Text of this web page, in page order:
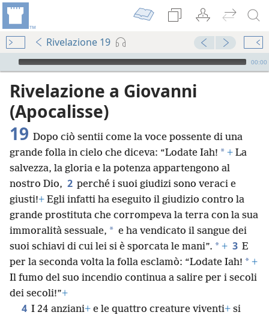
Rivelazione 19
Audio Player
00:00
Rivelazione a Giovanni
(Apocalisse)
19 Dopo ciò sentii come la voce possente di una
grande folla in cielo che diceva: “Lodate Iah! * + La
salvezza, la gloria e la potenza appartengono al
nostro Dio, 2 perché i suoi giudizi sono veraci e
giusti!+ Egli infatti ha eseguito il giudizio contro la
grande prostituta che corrompeva la terra con la sua
immoralità sessuale, * e ha vendicato il sangue dei
suoi schiavi di cui lei si è sporcata le mani”. * + 3 E
per la seconda volta la folla esclamò: “Lodate Iah! * +
Il fumo del suo incendio continua a salire per i secoli
dei secoli!”+
4 I 24 anziani+ e le quattro creature viventi+ si